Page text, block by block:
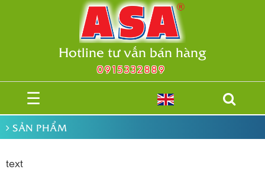
Hotline tư vấn bán hàng
0915332889
☰
SẢN PHẨM
text